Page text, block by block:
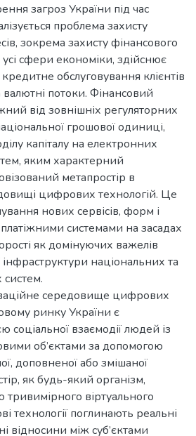
загроз України під час
проблема захисту
зокрема захисту фінансового
сфери економіки, здійснює
обслуговування клієнтів
валютні потоки. Фінансовий
від зовнішніх регуляторних
грошової одиниці,
капіталу на електронних
яким характерний
метапростір в
цифрових технологій. Це
нових сервісів, форм і
системами на засадах
як домінуючих важелів
національних та
систем.
середовище цифрових
ринку України є
взаємодії людей із
об’єктами за допомогою
доповненої або змішаної
як будь-який організм,
тривимірного віртуального
технології поглинають реальні
відносини між суб’єктами